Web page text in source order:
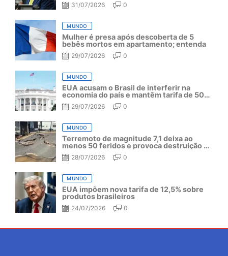
31/07/2026 0
MUNDO
Mulher é presa após descoberta de 5
bebês mortos em apartamento; entenda
29/07/2026 0
MUNDO
EUA acusam o Brasil de interferir na
economia do país e mantêm tarifa de 50%
por mais um ano
29/07/2026 0
MUNDO
Terremoto de magnitude 7,1 deixa ao
menos 50 feridos e provoca destruição no
Japão
28/07/2026 0
MUNDO
EUA impõem nova tarifa de 12,5% sobre
produtos brasileiros
24/07/2026 0